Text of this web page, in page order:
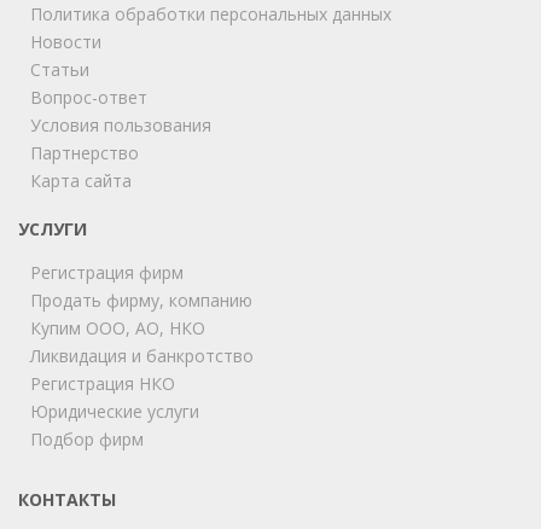
Политика обработки персональных данных
Новости
Статьи
Вопрос-ответ
Условия пользования
Партнерство
Карта сайта
УСЛУГИ
Регистрация фирм
Продать фирму, компанию
Купим ООО, АО, НКО
Ликвидация и банкротство
Регистрация НКО
Юридические услуги
Подбор фирм
КОНТАКТЫ
ChatApp
online
Мы на связи!
Позвоните нам или свяжитесь с нами через любой
удобный мессенджер!
Telegram
Телефон